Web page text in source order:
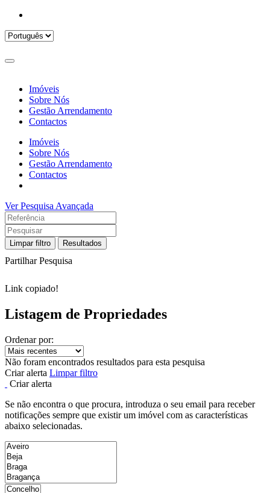
Imóveis
Sobre Nós
Gestão Arrendamento
Contactos
Imóveis
Sobre Nós
Gestão Arrendamento
Contactos
Ver Pesquisa Avançada
Limpar filtro Resultados
Partilhar Pesquisa
Link copiado!
Listagem de Propriedades
Ordenar por:
Não foram encontrados resultados para esta pesquisa
Criar alerta Limpar filtro
Criar alerta
Se não encontra o que procura, introduza o seu email para receber
notificações sempre que existir um imóvel com as características
abaixo selecionadas.